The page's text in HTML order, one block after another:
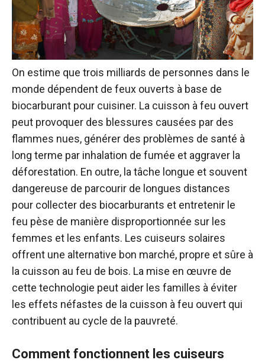
On estime que trois milliards de personnes dans le
monde dépendent de feux ouverts à base de
biocarburant pour cuisiner. La cuisson à feu ouvert
peut provoquer des blessures causées par des
flammes nues, générer des problèmes de santé à
long terme par inhalation de fumée et aggraver la
déforestation. En outre, la tâche longue et souvent
dangereuse de parcourir de longues distances
pour collecter des biocarburants et entretenir le
feu pèse de manière disproportionnée sur les
femmes et les enfants. Les cuiseurs solaires
offrent une alternative bon marché, propre et sûre à
la cuisson au feu de bois. La mise en œuvre de
cette technologie peut aider les familles à éviter
les effets néfastes de la cuisson à feu ouvert qui
contribuent au cycle de la pauvreté.
Comment fonctionnent les cuiseurs